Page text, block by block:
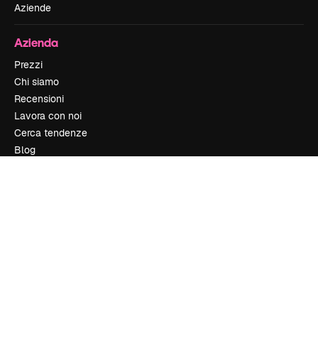
Aziende
Azienda
Prezzi
Chi siamo
Recensioni
Lavora con noi
Cerca tendenze
Blog